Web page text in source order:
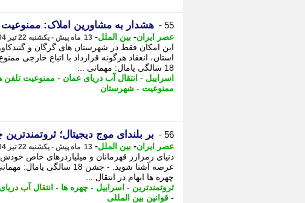
55 - هشدار به مشاورین املاک: ممنوعیت
عصر ایران- بین الملل- 13 ماه پیش - یکشنبه 22 تیر 1404، 23:45
این امکان فقط در شهرستان های گرگان و
استان، انعقاد هرگونه قرارداد با اتباع
18 سالگی یامال: مهمانی ...
اسراییل - انتقال آب دریای عمان - ممنوعیت تلفن
ممنوعیت - شهرستان
56 - بر بلندای موج دیجیتال؛
عصر ایران- بین الملل- 13 ماه پیش - یکشنبه 22 تیر 1404، 23:30
دنیای رمزارز قهرمانان و میلیاردرهای خاص خودش
عرصه آشنا شوید. - جشن 18
چهره ها ابهام در انتقال ...
ثروتمندترین - اسراییل - چهره ها - انتقال آب
- قوانین بین المللی